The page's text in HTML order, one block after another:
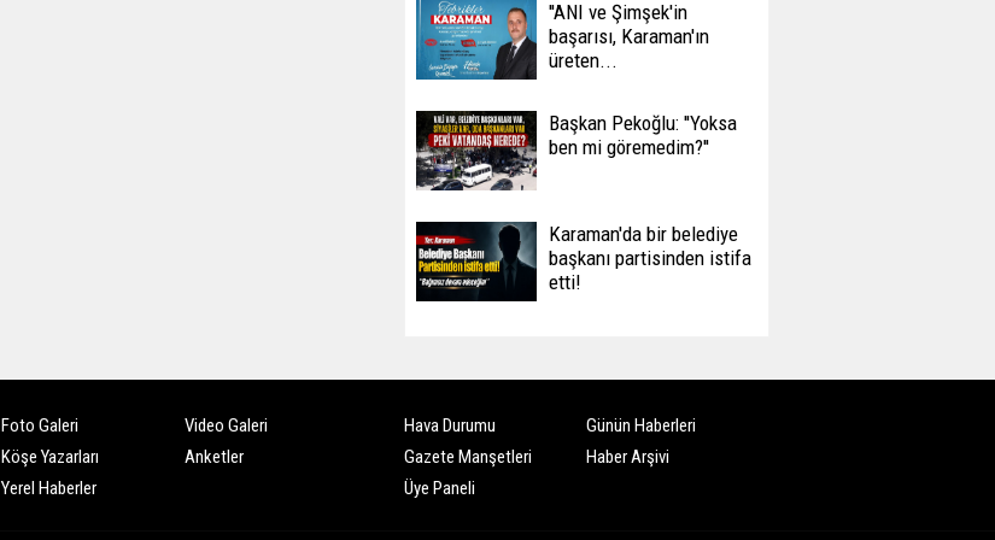
''ANI ve Şimşek'in
başarısı, Karaman'ın
üreten...
Başkan Pekoğlu: ''Yoksa
ben mi göremedim?''
Karaman'da bir belediye
başkanı partisinden istifa
etti!
Foto Galeri
Video Galeri
Köşe Yazarları
Anketler
Yerel Haberler
Hava Durumu
Günün Haberleri
Gazete Manşetleri
Haber Arşivi
Üye Paneli